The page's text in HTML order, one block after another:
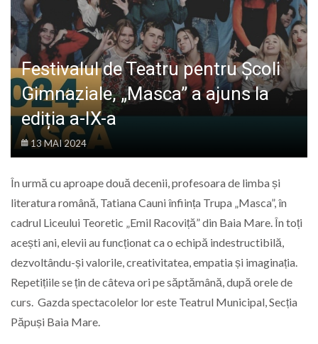
POLITIC
LIFE
Festivalul de Teatru pentru Școli
Gimnaziale, „Masca” a ajuns la
ediția a-IX-a
13 MAI 2024
În urmă cu aproape două decenii, profesoara de limba și
literatura română, Tatiana Cauni înființa Trupa „Masca”, în
cadrul Liceului Teoretic „Emil Racoviță” din Baia Mare. În toți
acești ani, elevii au funcționat ca o echipă indestructibilă,
dezvoltându-și valorile, creativitatea, empatia și imaginația.
Repetițiile se țin de câteva ori pe săptămână, după orele de
curs. Gazda spectacolelor lor este Teatrul Municipal, Secția
Păpuși Baia Mare.